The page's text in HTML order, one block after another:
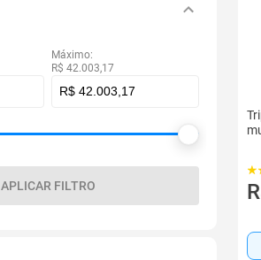
Máximo:
R$ 42.003,17
APLICAR FILTRO